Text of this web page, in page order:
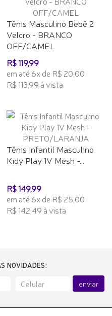
Tênis Masculino Bebê 2
Velcro - BRANCO
OFF/CAMEL
R$ 119,99
em até 6x de R$ 20,00
R$ 113,99 à vista
Tênis Infantil Masculino
Kidy Play 1V Mesh -...
R$ 149,99
em até 6x de R$ 25,00
R$ 142,49 à vista
NOVIDADES:
enviar